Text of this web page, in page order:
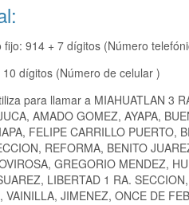
914 + 7 dígitos (Número
dígitos (Número de celular )
para llamar a MIAHUATLAN 3
AMADO GOMEZ, AYAPA,
FELIPE CARRILLO PUERTO,
REFORMA, BENITO
GREGORIO MENDEZ,
LIBERTAD 1 RA.
VAINILLA, JIMENEZ, ONCE DE